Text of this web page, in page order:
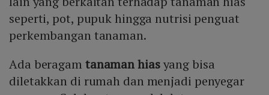
seperti, pot, pupuk hingga nutrisi penguat
perkembangan tanaman.
Ada beragam tanaman hiasyang bisa
diletakkan di rumah dan menjadi penyegar